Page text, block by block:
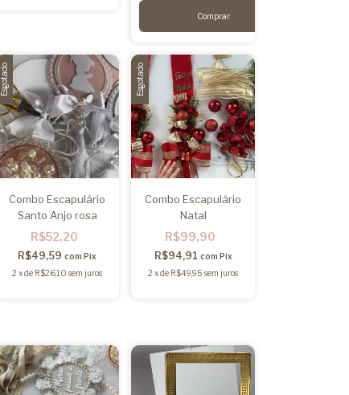
Esgotado
Combo Escapulário
Santo Anjo rosa
R$52,20
R$49,59 com Pix
2 xde R$26,10 sem juros
Esgotado
Combo Escapulário
Natal
R$99,90
R$94,91 com Pix
2 xde R$49,95 sem juros